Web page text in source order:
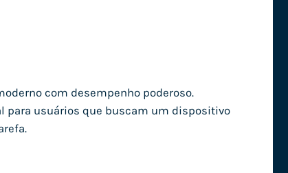
com desempenho poderoso.
para usuários que buscam um dispositivo